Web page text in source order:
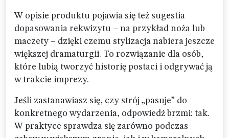
W opisie produktu pojawia się też sugestia
dopasowania rekwizytu – na przykład noża lub
maczety – dzięki czemu stylizacja nabiera jeszcze
większej dramaturgii. To rozwiązanie dla osób,
które lubią tworzyć historię postaci i odgrywać ją
w trakcie imprezy.
Jeśli zastanawiasz się, czy strój „pasuje” do
konkretnego wydarzenia, odpowiedź brzmi: tak.
W praktyce sprawdza się zarówno podczas